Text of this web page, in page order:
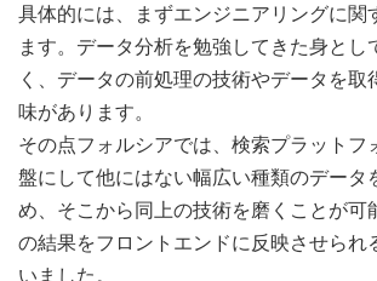
具体的には、まずエンジニアリングに関
ます。データ分析を勉強してきた身とし
く、データの前処理の技術やデータを取
味があります。
その点フォルシアでは、検索プラット
盤にして他にはない幅広い種類のデータ
め、そこから同上の技術を磨くことが可
の結果をフロントエンドに反映させられ
いました。